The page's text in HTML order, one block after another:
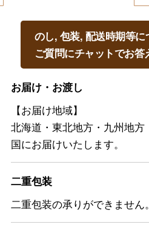
のし, 包装, 配送時期等に
ご質問にチャットでお答
お届け・お渡し
【お届け地域】
北海道・東北地方・九州地
国にお届けいたします。
二重包装
二重包装の承りができません。